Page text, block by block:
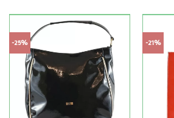
-25% -21%